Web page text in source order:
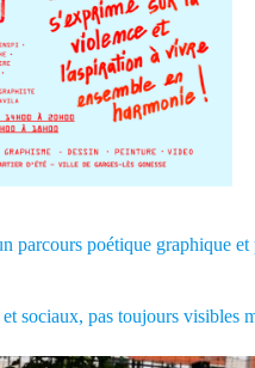
parcours poétique
sociaux, pas toujours visibles